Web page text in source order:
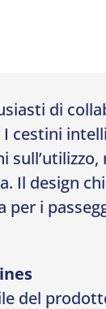
di
cestini
Il design
per i
del